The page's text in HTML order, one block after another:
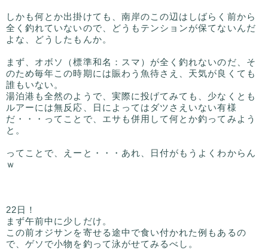
しかも何とか出掛けても、南岸のこの辺はしばらく前から
全く釣れていないので、どうもテンションが保てないんだ
よな、どうしたもんか。
まず、オボソ（標準和名：スマ）が全く釣れないのだ、そ
のため毎年この時期には賑わう魚待さえ、天気が良くても
誰もいない。
湯泊港も全然のようで、実際に投げてみても、少なくとも
ルアーには無反応、日によってはダツさえいない有様
だ・・・ってことで、エサも併用して何とか釣ってみよう
と。
ってことで、えーと・・・あれ、日付がもうよくわからん
ｗ
22日！
まず午前中に少しだけ。
この前オジサンを寄せる途中で食い付かれた例もあるの
で、ゲソで小物を釣って泳がせてみるべし。